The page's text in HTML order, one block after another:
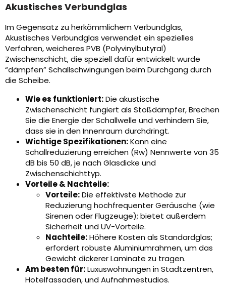
Akustisches Verbundglas
Im Gegensatz zu herkömmlichem Verbundglas,
Akustisches Verbundglas verwendet ein spezielles
Verfahren, weicheres PVB (Polyvinylbutyral)
Zwischenschicht, die speziell dafür entwickelt wurde
“dämpfen” Schallschwingungen beim Durchgang durch
die Scheibe.
Wie es funktioniert:Die akustische
Zwischenschicht fungiert als Stoßdämpfer, Brechen
Sie die Energie der Schallwelle und verhindern Sie,
dass sie in den Innenraum durchdringt.
Wichtige Spezifikationen:Kann eine
Schallreduzierung erreichen (Rw) Nennwerte von 35
dB bis 50 dB, je nach Glasdicke und
Zwischenschichttyp.
Vorteile & Nachteile:
Vorteile:Die effektivste Methode zur
Reduzierung hochfrequenter Geräusche (wie
Sirenen oder Flugzeuge); bietet außerdem
Sicherheit und UV-Vorteile.
Nachteile:Höhere Kosten als Standardglas;
erfordert robuste Aluminiumrahmen, um das
Gewicht dickerer Laminate zu tragen.
Am besten für:Luxuswohnungen in Stadtzentren,
Hotelfassaden, und Aufnahmestudios.